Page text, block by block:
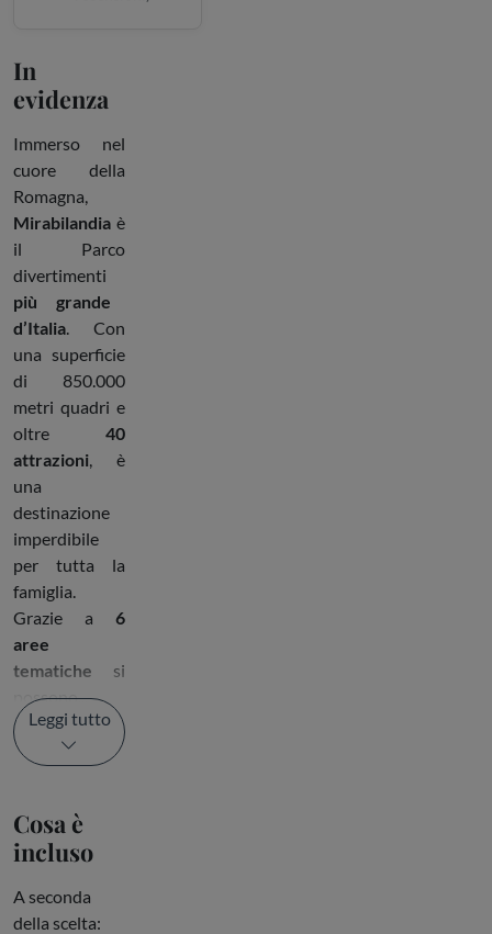
In
evidenza
Immerso nel
cuore della
Romagna,
Mirabilandia è
il Parco
divertimenti
più grande
d’Italia. Con
una superficie
di 850.000
metri quadri e
oltre 40
attrazioni, è
una
destinazione
imperdibile
per tutta la
famiglia.
Grazie a 6
aree
tematiche si
possono...
Leggi tutto
Cosa è
incluso
A seconda
della scelta: